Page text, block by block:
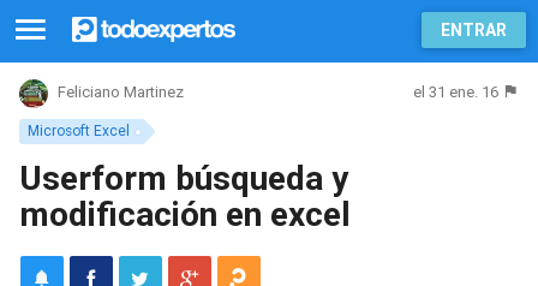
ENTRAR
Microsoft Excel
Feliciano Martinez el 31 ene. 16
Userform búsqueda y
modificación en excel